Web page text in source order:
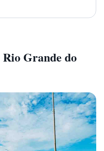
Rio Grande do